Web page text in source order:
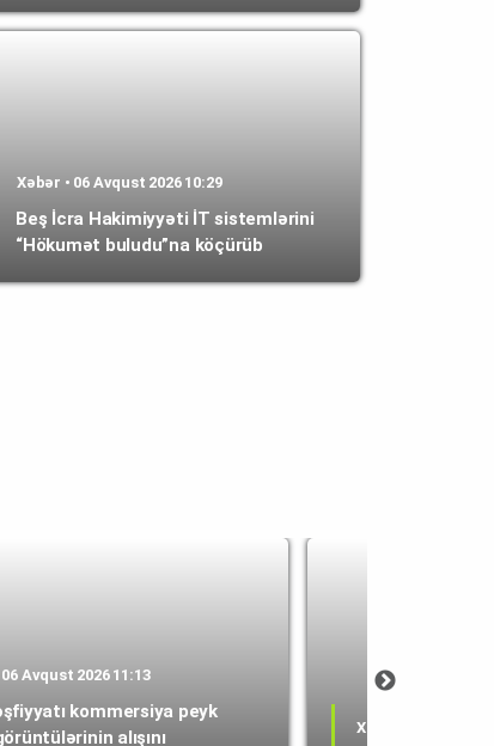
Xəbər • 06 Avqust 2026 10:29
Beş İcra Hakimiyyəti İT sistemlərini
“Hökumət buludu”na köçürüb
Avqust 2026 11:13
kommersiya peyk
alışını
Xəbər • 06 Avqust